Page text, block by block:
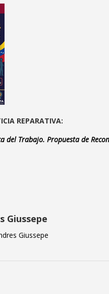
REPARATIVA:
del Trabajo. Propuesta de
Giussepe
Giussepe